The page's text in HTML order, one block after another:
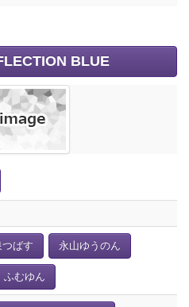
BLUE
ばす 永山ゆうのん
ふむゆん